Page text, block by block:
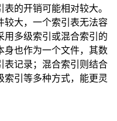
的开销可能相对较大。
较大，一个索引表无法容
用多级索引或混合索引的
身也作为一个文件，其数
表记录；混合索引则结合
索引等多种方式，能更灵